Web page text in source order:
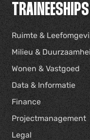
TRAINEESHIPS
Ruimte &
Milieu &
Wonen & Vastgoed
Data & Informatie
Finance
Projectmanagement
Legal